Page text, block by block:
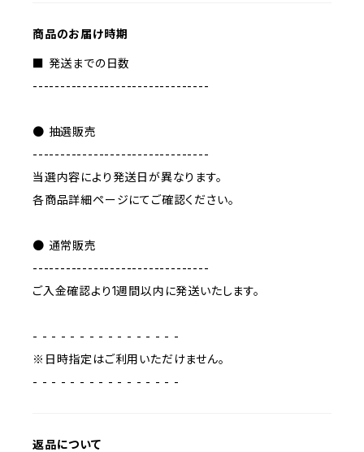
商品のお届け時期
■ 発送までの日数
--------------------------------
● 抽選販売
--------------------------------
当選内容により発送日が異なります。
各商品詳細ページにてご確認ください。
● 通常販売
--------------------------------
ご入金確認より1週間以内に発送いたします。
- - - - - - - - - - - - - - - -
※日時指定はご利用いただけません。
- - - - - - - - - - - - - - - -
返品について